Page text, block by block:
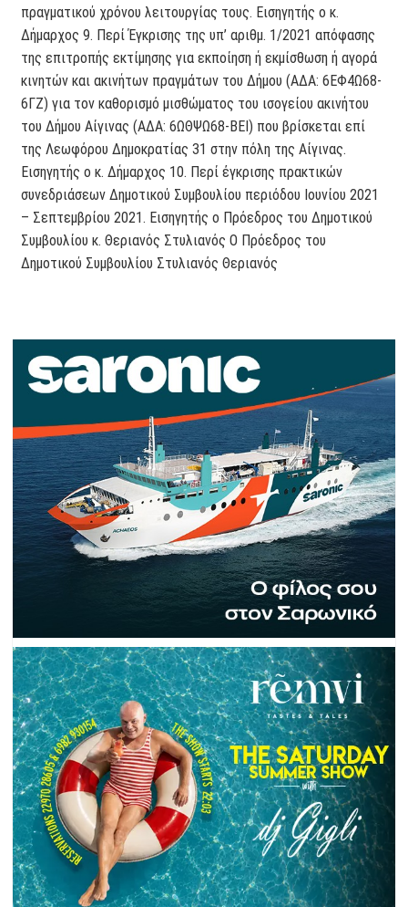
πραγματικού χρόνου λειτουργίας τους. Εισηγητής ο κ.
Δήμαρχος 9. Περί Έγκρισης της υπ’ αριθμ. 1/2021 απόφασης
της επιτροπής εκτίμησης για εκποίηση ή εκμίσθωση ή αγορά
κινητών και ακινήτων πραγμάτων του Δήμου (ΑΔΑ: 6ΕΦ4Ω68-
6ΓΖ) για τον καθορισμό μισθώματος του ισογείου ακινήτου
του Δήμου Αίγινας (ΑΔΑ: 6ΩΘΨΩ68-ΒΕΙ) που βρίσκεται επί
της Λεωφόρου Δημοκρατίας 31 στην πόλη της Αίγινας.
Εισηγητής ο κ. Δήμαρχος 10. Περί έγκρισης πρακτικών
συνεδριάσεων Δημοτικού Συμβουλίου περιόδου Ιουνίου 2021
– Σεπτεμβρίου 2021. Εισηγητής ο Πρόεδρος του Δημοτικού
Συμβουλίου κ. Θεριανός Στυλιανός Ο Πρόεδρος του
Δημοτικού Συμβουλίου Στυλιανός Θεριανός